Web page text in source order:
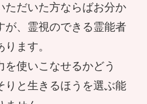
！花嫁衣装にあった
ただいた方ならばお分か
が、霊視のできる霊能者
ます。
使いこなせるかどう
りと生きるほうを選ぶ能